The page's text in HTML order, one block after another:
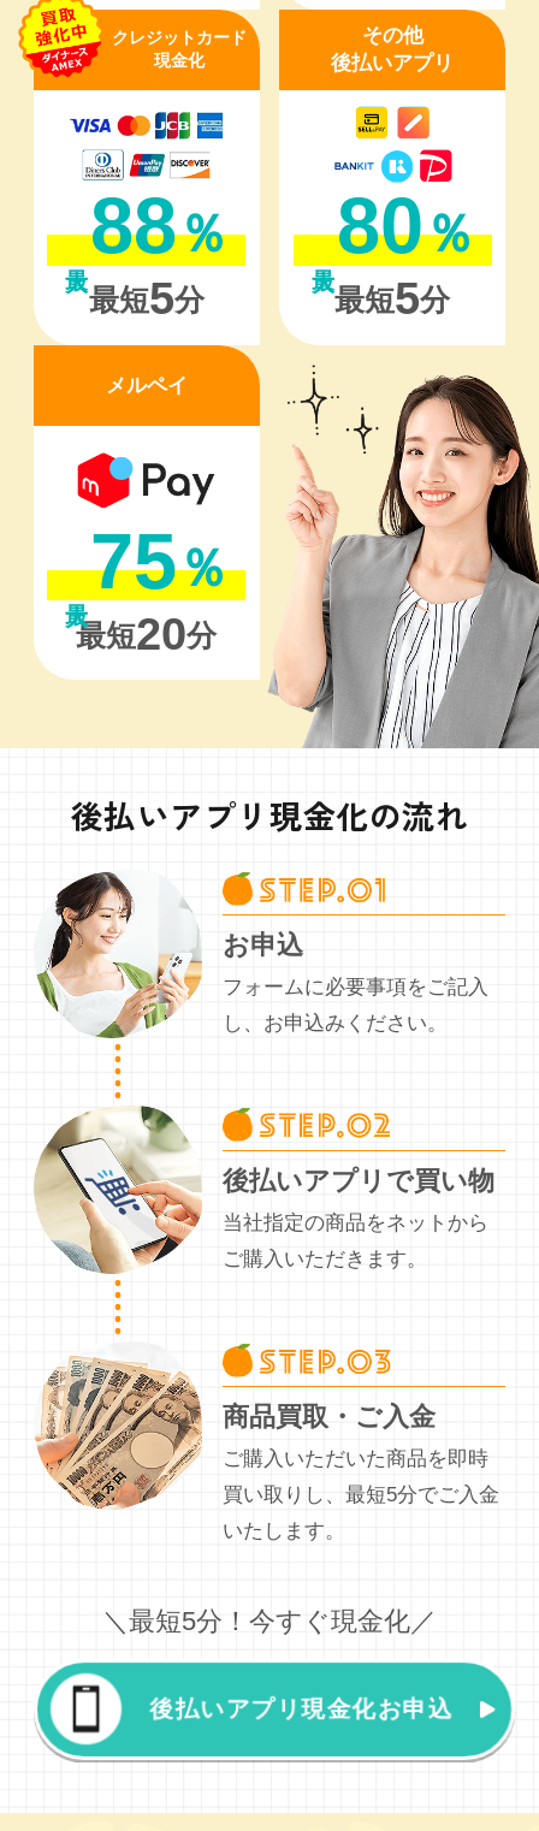
クレジットカード
現金化
88％
最短5分
その他
後払いアプリ
80％
最短5分
メルペイ
75％
最短20分
後払いアプリ現金化の流れ
お申込
フォームに必要事項をご記入
し、お申込みください。
後払いアプリで買い物
当社指定の商品をネットから
ご購入いただきます。
商品買取・ご入金
ご購入いただいた商品を即時
買い取りし、最短5分でご入金
いたします。
＼最短5分！今すぐ現金化／
後払いアプリ現金化お申込